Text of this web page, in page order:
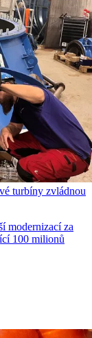
turbíny zvládnou
modernizací za
100 milionů